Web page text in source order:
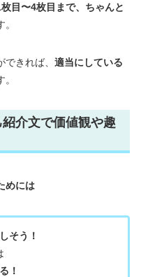
枚目〜4枚目まで、ちゃんと
きれば、 適当にしている
介文で価値観や趣
めには
そう！
！